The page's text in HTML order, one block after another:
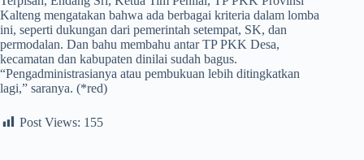
Kalteng mengatakan bahwa ada berbagai kriteria dalam lomba
ini, seperti dukungan dari pemerintah setempat, SK, dan
permodalan. Dan bahu membahu antar TP PKK Desa,
kecamatan dan kabupaten dinilai sudah bagus.
“Pengadministrasianya atau pembukuan lebih ditingkatkan
lagi,” saranya. (*red)
Post Views: 155